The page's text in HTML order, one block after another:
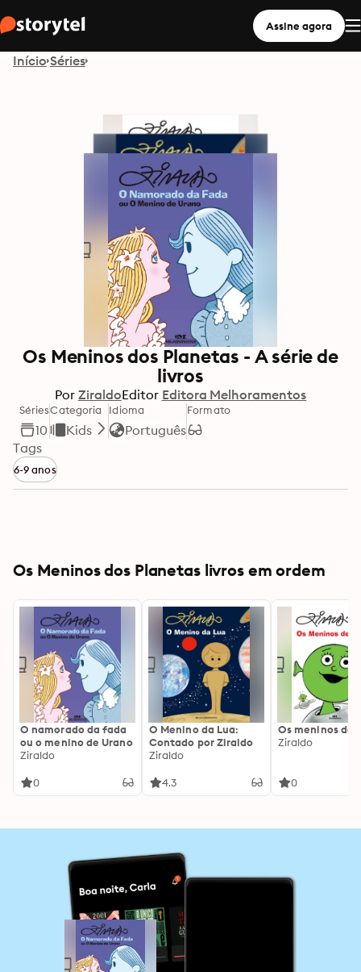
Assine agora
Início Séries
Os Meninos dos Planetas - A série de
livros
Por ZiraldoEditor Editora Melhoramentos
Séries
10
Categoria
Kids
Idioma
Português
Formato
Tags
6-9 anos
Os Meninos dos Planetas livros em ordem
O namorado da fada
ou o menino de Urano
Ziraldo
0
O Menino da Lua:
Contado por Ziraldo
Ziraldo
4.3
Os meninos de
Ziraldo
0